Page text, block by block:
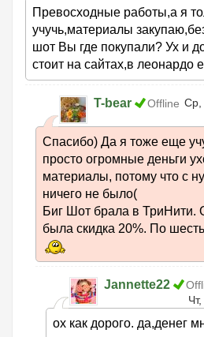
Превосходные работы,а я
учучь,материалы
шот Вы где покупали? Ух и
стоит на сайтах,в леонардо
T-bear Offline Ср,
Спасибо) Да я тоже еще
просто огромные деньги
материалы, потому что с
ничего не было(
Биг Шот брала в ТриНити.
была скидка 20%. По
Jannette22
ox как дорого. да,денег